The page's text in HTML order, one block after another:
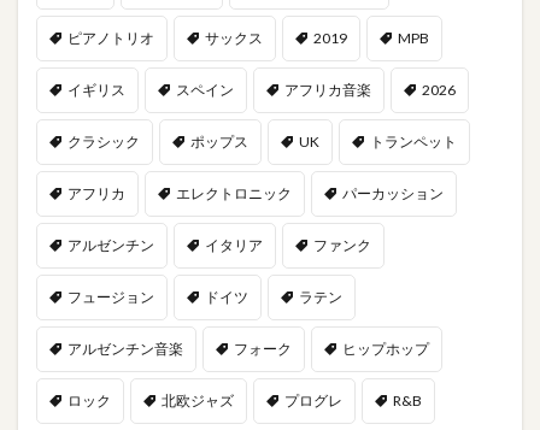
ピアノトリオ サックス 2019 MPB
イギリス スペイン アフリカ音楽 2026
クラシック ポップス UK トランペット
アフリカ エレクトロニック パーカッション
アルゼンチン イタリア ファンク
フュージョン ドイツ ラテン
アルゼンチン音楽 フォーク ヒップホップ
ロック 北欧ジャズ プログレ R&B